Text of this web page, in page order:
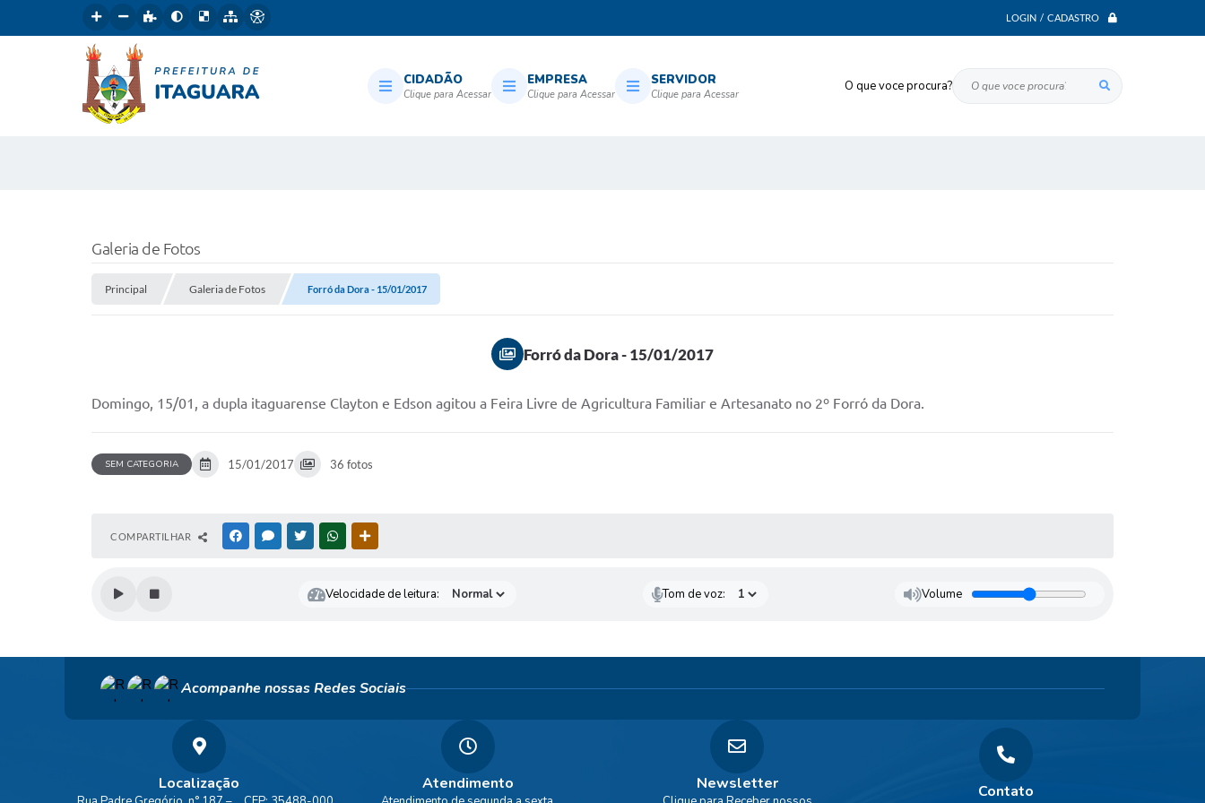
LOGIN / CADASTRO
O que voce procura?
CIDADÃO EMPRESA SERVIDOR
Galeria de Fotos
Principal Galeria de Fotos Forró da Dora - 15/01/2017
Forró da Dora - 15/01/2017
Domingo, 15/01, a dupla itaguarense Clayton e Edson agitou a Feira Livre de Agricultura Familiar e Artesanato no 2º Forró da Dora.
SEM CATEGORIA 15/01/2017 36 fotos
COMPARTILHAR FACEBOOKMESSENGER
TWITTERWHATSAPP
Velocidade de leitura: Tom de voz: Volume
Acompanhe nossas Redes Sociais
Localização Contato
Atendimento Newsletter